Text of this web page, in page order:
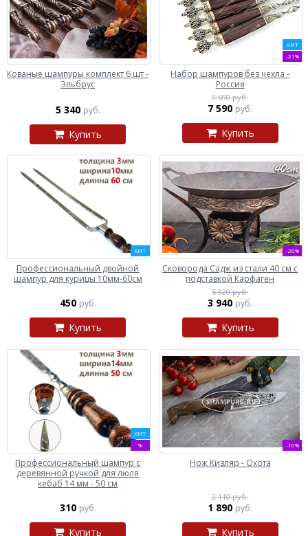
Кованые шампуры комплект 6 шт -
Эльбрус
5 340 руб.
Купить
ХИТ
-21%
Набор шампуров без чехла -
Россия
9 590 руб.
7 590 руб.
Купить
ХИТ
Профессиональный двойной
шампур для курицы 10мм-60см
450 руб.
Купить
-26%
Сковорода Садж из стали 40 см с
подставкой Карфаген
5 320 руб.
3 940 руб.
Купить
ХИТ
%
Профессиональный шампур с
деревянной ручкой для люля
кебаб 14 мм - 50 см
310 руб.
Купить
-10%
Нож Кизляр - Охота
2 110 руб.
1 890 руб.
Купить